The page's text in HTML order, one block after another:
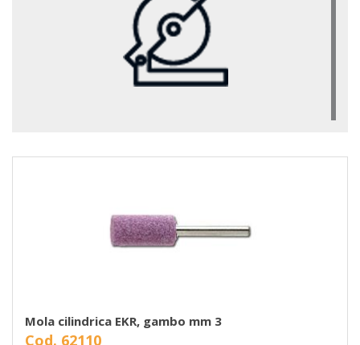
Mola cilindrica EKR, gambo mm 3
Cod. 62110